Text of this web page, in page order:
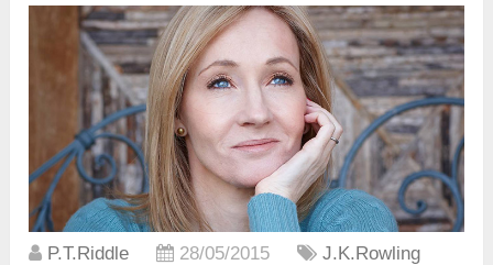
P.T.Riddle 28/05/2015 J.K.Rowling